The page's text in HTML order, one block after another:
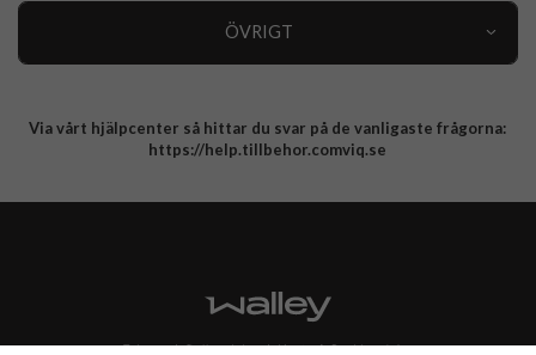
ÖVRIGT
Integritetspolicy
Via vårt hjälpcenter så hittar du svar på de vanligaste frågorna:
https://help.tillbehor.comviq.se